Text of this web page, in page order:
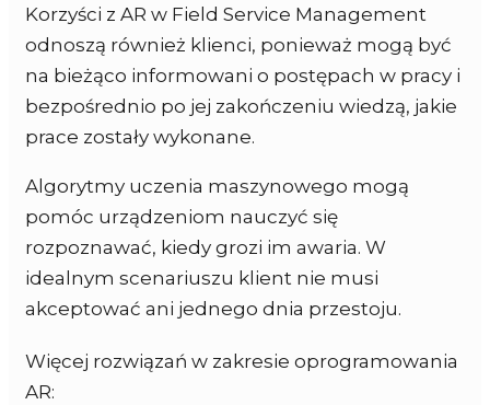
Korzyści z AR w Field Service Management
odnoszą również klienci, ponieważ mogą być
na bieżąco informowani o postępach w pracy i
bezpośrednio po jej zakończeniu wiedzą, jakie
prace zostały wykonane.
Algorytmy uczenia maszynowego mogą
pomóc urządzeniom nauczyć się
rozpoznawać, kiedy grozi im awaria. W
idealnym scenariuszu klient nie musi
akceptować ani jednego dnia przestoju.
Więcej rozwiązań w zakresie oprogramowania
AR: